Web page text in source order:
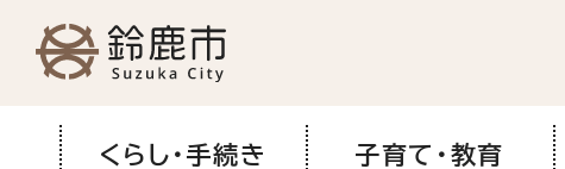
くらし・手続き 子育て・教育